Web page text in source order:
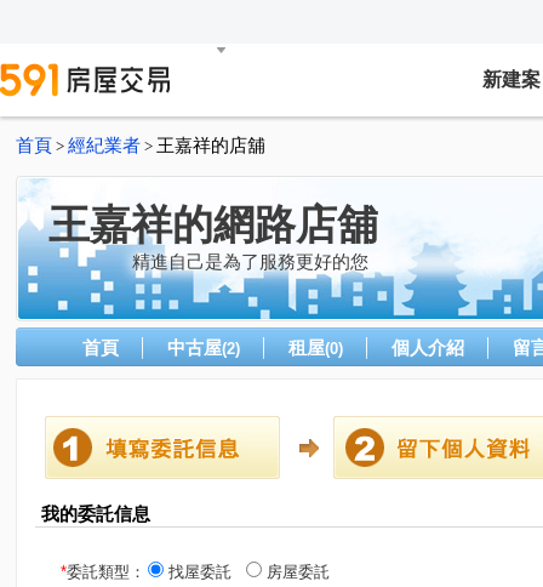
新建案
首頁 > 經紀業者 > 王嘉祥的店舖
王嘉祥的網路店舖
精進自己是為了服務更好的您
首頁 中古屋(2) 租屋(0) 個人介紹 留
我的委託信息
*委託類型： 找屋委託 房屋委託